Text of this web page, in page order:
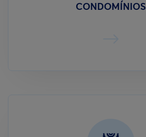
CONDOMÍNIOS